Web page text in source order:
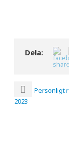
Dela:
Personligt
2023